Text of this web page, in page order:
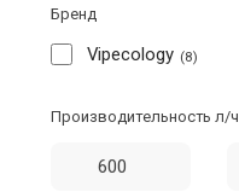
Бренд
Vipecology 8
Производительность л/ч